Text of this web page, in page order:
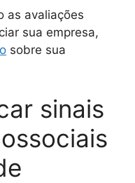
as avaliações
sua empresa,
sobre sua
sinais